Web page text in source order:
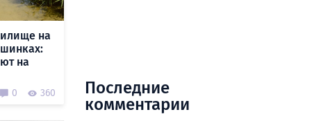
на
на
0 360
Последние
комментарии